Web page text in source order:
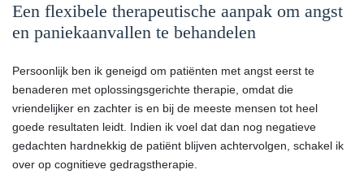
Een flexibele therapeutische aanpak om angst
en paniekaanvallen te behandelen
Persoonlijk ben ik geneigd om patiënten met angst eerst te
benaderen met oplossingsgerichte therapie, omdat die
vriendelijker en zachter is en bij de meeste mensen tot heel
goede resultaten leidt. Indien ik voel dat dan nog negatieve
gedachten hardnekkig de patiënt blijven achtervolgen, schakel ik
over op cognitieve gedragstherapie.